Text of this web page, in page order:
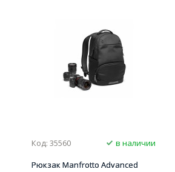
Код: 35560
в наличии
Рюкзак Manfrotto Advanced